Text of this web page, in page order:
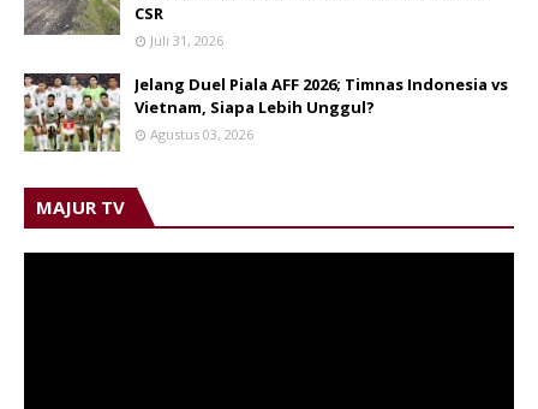
CSR
Juli 31, 2026
Jelang Duel Piala AFF 2026; Timnas Indonesia vs
Vietnam, Siapa Lebih Unggul?
Agustus 03, 2026
MAJUR TV